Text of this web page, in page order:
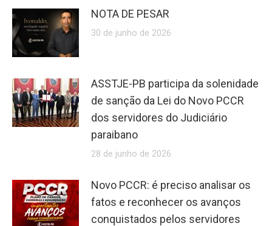
NOTA DE PESAR
30 de junho de 2026
ASSTJE-PB participa da solenidade
de sanção da Lei do Novo PCCR
dos servidores do Judiciário
paraibano
28 de junho de 2026
Novo PCCR: é preciso analisar os
fatos e reconhecer os avanços
conquistados pelos servidores